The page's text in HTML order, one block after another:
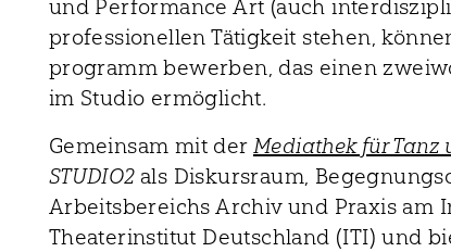
und Performance Art (auch
professionellen Tätigkeit stehen,
programm bewerben, das einen
im Studio ermöglicht.
Gemeinsam mit der Mediathek für Tanz
STUDIO2 als Diskursraum,
Arbeitsbereichs Archiv und Praxis am
Theaterinstitut Deutschland (ITI) und